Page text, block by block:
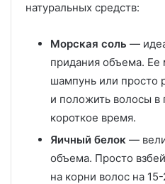
натуральных средств:
Морская соль —
придания объема. Ее
шампунь или просто
и положить волосы
короткое время.
Яичный белок —
объема. Просто
на корни волос на